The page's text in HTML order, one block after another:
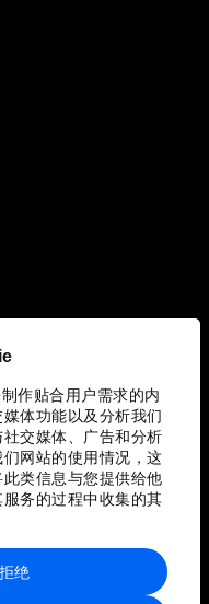
作贴合用户需求的内
体功能以及分析我们
交媒体、广告和分析
网站的使用情况，这
类信息与您提供给他
务的过程中收集的其
拒绝